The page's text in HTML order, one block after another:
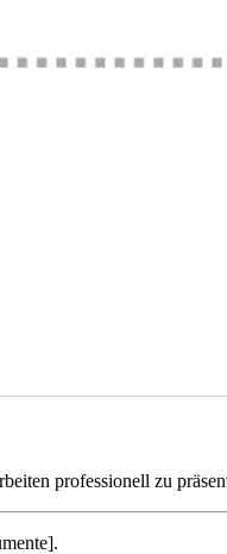
diese hochwertige
Dank UV-
Montage.
professionell zu